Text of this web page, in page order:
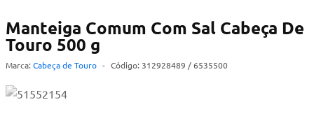
Manteiga Comum Com Sal Cabeça De
Touro 500 g
Marca: Cabeça de Touro - Código: 312928489 / 6535500